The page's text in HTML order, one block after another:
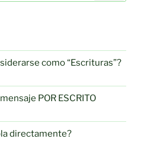
como “Escrituras”?
POR ESCRITO
directamente?